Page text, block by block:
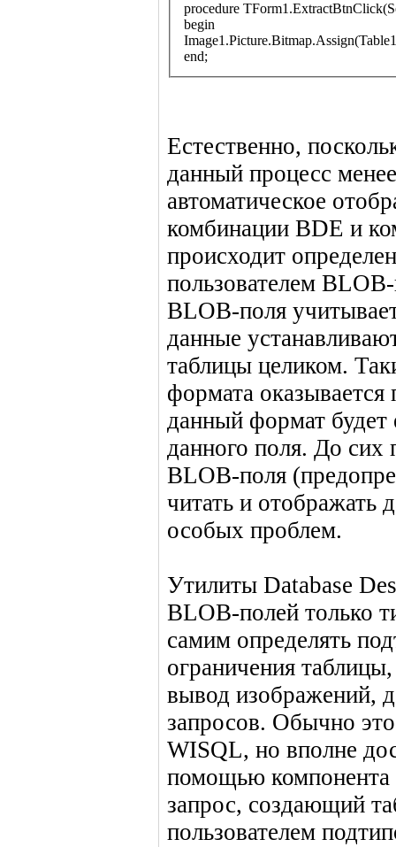
procedure
begin
end;
Естественно,
данный процесс
автоматическое
комбинации BDE и
происходит
пользователем
BLOB-поля
данные
таблицы целиком.
формата
данный формат
данного поля. До
BLOB-поля
читать и отображать
особых проблем.
Утилиты Database
BLOB-полей только
самим определять
ограничения
вывод изображений,
запросов. Обычно
WISQL, но вполне
помощью
запрос, создающий
пользователем